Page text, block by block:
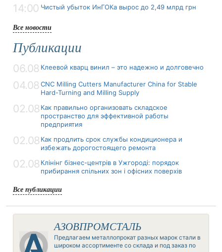
14:00 Чистый убыток ИнГОКа вырос до 2,49 млрд грн
Все новости
Публикации
06.08 Клеевой кварц винил – это надежно и долговечно
04.08 CNC Milling Cutters Manufacturer China for Stable
Hard-Turning and Milling Supply
02.08 Как правильно организовать складское
пространство для эффективной работы
предприятия
02.08 Как продлить срок службы кондиционера и
избежать дорогостоящего ремонта
02.08 Клінінг бізнес-центрів в Ужгороді: порядок
прибирання спільних зон і офісних поверхів
Все публикации
АЗОВПРОМСТАЛЬ
Предлагаем металлопрокат разных марок стали в
широком ассортименте со склада и под заказ по